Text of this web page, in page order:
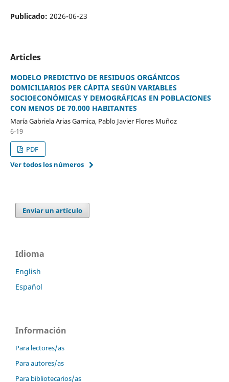
Publicado: 2026-06-23
Articles
MODELO PREDICTIVO DE RESIDUOS ORGÁNICOS
DOMICILIARIOS PER CÁPITA SEGÚN VARIABLES
SOCIOECONÓMICAS Y DEMOGRÁFICAS EN POBLACIONES
CON MENOS DE 70.000 HABITANTES
María Gabriela Arias Garnica, Pablo Javier Flores Muñoz
6-19
PDF
Ver todos los números
Enviar un artículo
Idioma
English
Español
Información
Para lectores/as
Para autores/as
Para bibliotecarios/as